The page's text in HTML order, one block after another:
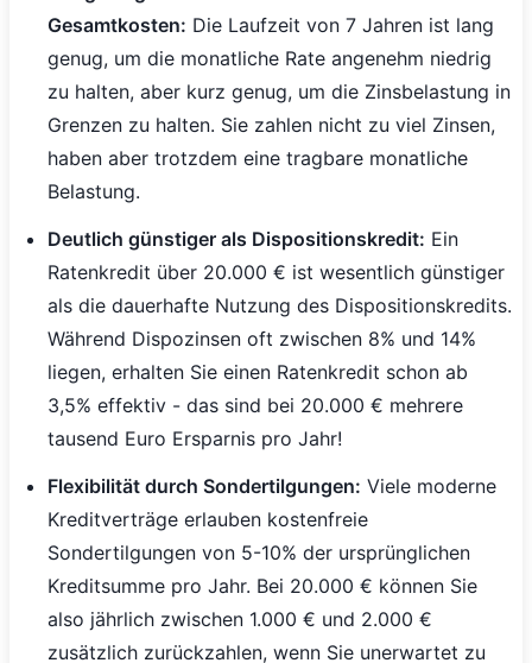
Gesamtkosten: Die Laufzeit von 7 Jahren ist lang
genug, um die monatliche Rate angenehm niedrig
zu halten, aber kurz genug, um die Zinsbelastung in
Grenzen zu halten. Sie zahlen nicht zu viel Zinsen,
haben aber trotzdem eine tragbare monatliche
Belastung.
Deutlich günstiger als Dispositionskredit: Ein
Ratenkredit über 20.000 € ist wesentlich günstiger
als die dauerhafte Nutzung des Dispositionskredits.
Während Dispozinsen oft zwischen 8% und 14%
liegen, erhalten Sie einen Ratenkredit schon ab
3,5% effektiv - das sind bei 20.000 € mehrere
tausend Euro Ersparnis pro Jahr!
Flexibilität durch Sondertilgungen: Viele moderne
Kreditverträge erlauben kostenfreie
Sondertilgungen von 5-10% der ursprünglichen
Kreditsumme pro Jahr. Bei 20.000 € können Sie
also jährlich zwischen 1.000 € und 2.000 €
zusätzlich zurückzahlen, wenn Sie unerwartet zu